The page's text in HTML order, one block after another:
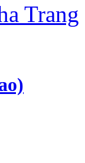
Trang